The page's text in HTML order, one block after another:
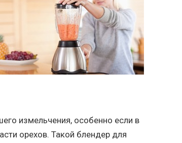
измельчения, особенно если в
орехов. Такой блендер для